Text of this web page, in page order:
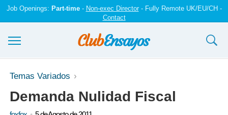
Job Openings: Part-time- Non-exec Director- Fully Remote UK/EU/CH -
Contact
Ensayos y trabajos
Registrarse
Temas Variados
Demanda Nulidad Fiscal